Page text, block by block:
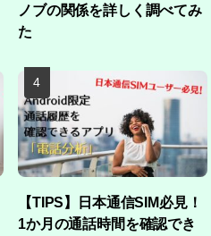
ノブの関係を詳しく調べてみ
た
【TIPS】日本通信SIM必見！
1か月の通話時間を確認でき